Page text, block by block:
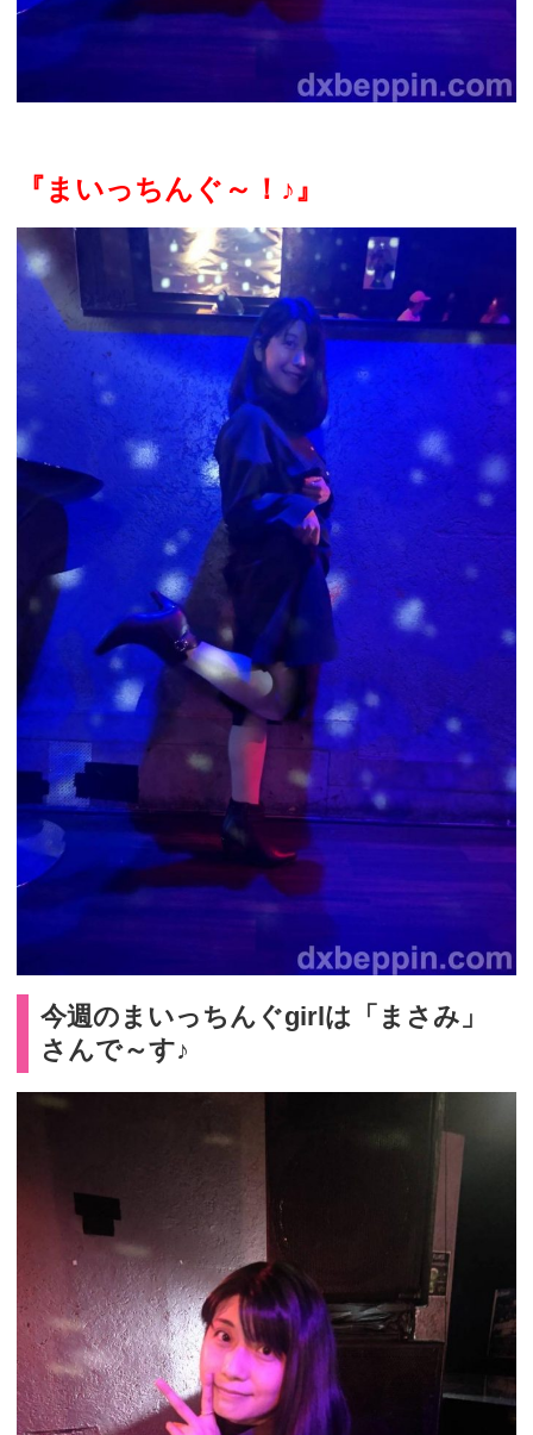
『まいっちんぐ～！ ♪』
今週のまいっちんぐgirlは「まさみ」
さんで～す♪